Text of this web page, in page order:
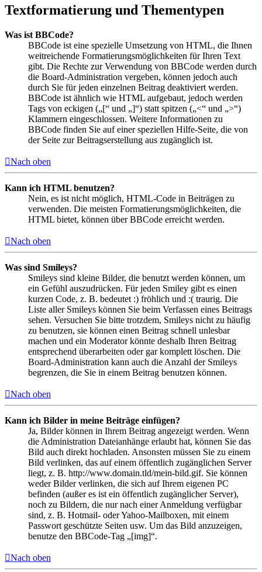
Textformatierung und Thementypen
Was ist BBCode?
BBCode ist eine spezielle Umsetzung von HTML, die Ihnen
weitreichende Formatierungsmöglichkeiten für Ihren Text
gibt. Die Rechte zur Verwendung von BBCode werden durch
die Board-Administration vergeben, können jedoch auch
durch Sie für jeden einzelnen Beitrag deaktiviert werden.
BBCode ist ähnlich wie HTML aufgebaut, jedoch werden
Tags von eckigen („[“ und „]“) statt spitzen („<“ und „>“)
Klammern eingeschlossen. Weitere Informationen zu
BBCode finden Sie auf einer speziellen Hilfe-Seite, die von
der Seite zur Beitragserstellung aus zugänglich ist.
Nach oben
Kann ich HTML benutzen?
Nein, es ist nicht möglich, HTML-Code in Beiträgen zu
verwenden. Die meisten Formatierungsmöglichkeiten, die
HTML bietet, können über BBCode erreicht werden.
Nach oben
Was sind Smileys?
Smileys sind kleine Bilder, die benutzt werden können, um
ein Gefühl auszudrücken. Für jeden Smiley gibt es einen
kurzen Code, z. B. bedeutet :) fröhlich und :( traurig. Die
Liste aller Smileys können Sie beim Verfassen eines Beitrags
sehen. Versuchen Sie bitte trotzdem, Smileys nicht zu häufig
zu benutzen, sie können einen Beitrag schnell unlesbar
machen und ein Moderator könnte deshalb Ihren Beitrag
entsprechend überarbeiten oder gar komplett löschen. Die
Board-Administration kann auch die Anzahl der Smileys
begrenzen, die Sie in einem Beitrag benutzen können.
Nach oben
Kann ich Bilder in meine Beiträge einfügen?
Ja, Bilder können in Ihrem Beitrag angezeigt werden. Wenn
die Administration Dateianhänge erlaubt hat, können Sie das
Bild auch direkt hochladen. Ansonsten müssen Sie zu einem
Bild verlinken, das auf einem öffentlich zugänglichen Server
liegt, z. B. http://www.domain.tld/mein-bild.gif. Sie können
weder Bilder verlinken, die sich auf Ihrem eigenen PC
befinden (außer es ist ein öffentlich zugänglicher Server),
noch zu Bildern, die nur nach einer Anmeldung verfügbar
sind, z. B. Hotmail- oder Yahoo-Mailboxen, mit einem
Passwort geschützte Seiten usw. Um das Bild anzuzeigen,
benutze den BBCode-Tag „[img]“.
Nach oben